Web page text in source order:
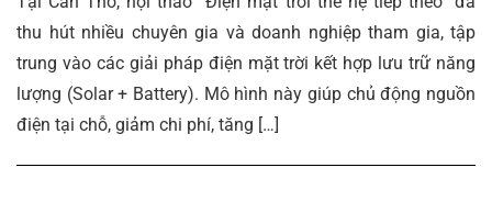
thu hút nhiều chuyên gia và doanh nghiệp tham gia, tập
trung vào các giải pháp điện mặt trời kết hợp lưu trữ năng
lượng (Solar + Battery). Mô hình này giúp chủ động nguồn
điện tại chỗ, giảm chi phí, tăng […]